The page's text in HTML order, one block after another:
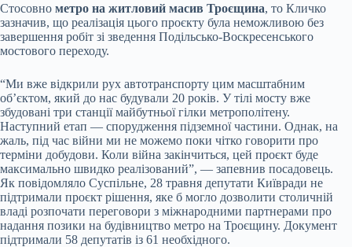
Стосовно метро на житловий масив Троєщина, то Кличко
зазначив, що реалізація цього проєкту була неможливою без
завершення робіт зі зведення Подільсько-Воскресенського
мостового переходу.
“Ми вже відкрили рух автотранспорту цим масштабним
об’єктом, який до нас будували 20 років. У тілі мосту вже
збудовані три станції майбутньої гілки метрополітену.
Наступний етап — спорудження підземної частини. Однак, на
жаль, під час війни ми не можемо поки чітко говорити про
терміни добудови. Коли війна закінчиться, цей проєкт буде
максимально швидко реалізований”, — запевнив посадовець.
Як повідомляло Суспільне, 28 травня депутати Київради не
підтримали проєкт рішення, яке б могло дозволити столичній
владі розпочати переговори з міжнародними партнерами про
надання позики на будівництво метро на Троєщину. Документ
підтримали 58 депутатів із 61 необхідного.